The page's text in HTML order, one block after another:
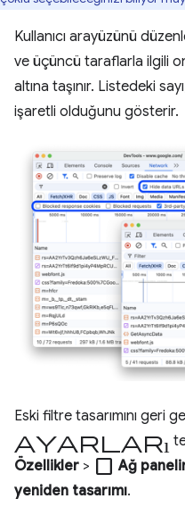
Kullanıcı arayüzünü
ve üçüncü taraflarla ilgili
altına taşınır. Listedeki
işaretli olduğunu gösterir.
Eski filtre tasarımını geri
ayarları
Özellikler > check_box_outline_blank Ağ
yeniden tasarımı.